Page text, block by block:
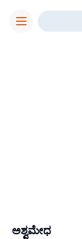
Toggle Menu
ಅಶ್ವಮೇಧ